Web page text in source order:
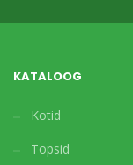
KATALOOG
Kotid
Topsid